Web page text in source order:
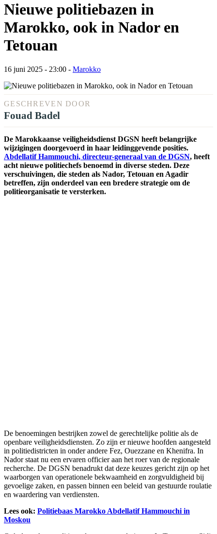
Nieuwe politiebazen in
Marokko, ook in Nador en
Tetouan
16 juni 2025 - 23:00 - Marokko
GESCHREVEN DOOR
Fouad Badel
De Marokkaanse veiligheidsdienst DGSN heeft belangrijke
wijzigingen doorgevoerd in haar leidinggevende posities.
Abdellatif Hammouchi, directeur-generaal van de DGSN, heeft
acht nieuwe politiechefs benoemd in diverse steden. Deze
verschuivingen, die steden als Nador, Tetouan en Agadir
betreffen, zijn onderdeel van een bredere strategie om de
politieorganisatie te versterken.
De benoemingen bestrijken zowel de gerechtelijke politie als de
openbare veiligheidsdiensten. Zo zijn er nieuwe hoofden aangesteld
in politiedistricten in onder andere Fez, Ouezzane en Khenifra. In
Nador staat nu een ervaren officier aan het roer van de regionale
recherche. De DGSN benadrukt dat deze keuzes gericht zijn op het
waarborgen van operationele bekwaamheid en zorgvuldigheid bij
gevoelige zaken, en passen binnen een beleid van gestuurde roulatie
en waardering van verdiensten.
Lees ook: Politiebaas Marokko Abdellatif Hammouchi in
Moskou